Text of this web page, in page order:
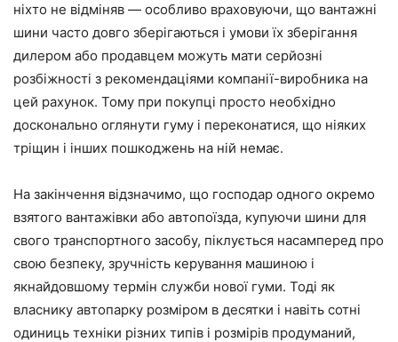
ніхто не відміняв — особливо враховуючи, що вантажні
шини часто довго зберігаються і умови їх зберігання
дилером або продавцем можуть мати серйозні
розбіжності з рекомендаціями компанії-виробника на
цей рахунок. Тому при покупці просто необхідно
досконально оглянути гуму і переконатися, що ніяких
тріщин і інших пошкоджень на ній немає.
На закінчення відзначимо, що господар одного окремо
взятого вантажівки або автопоїзда, купуючи шини для
свого транспортного засобу, піклується насамперед про
свою безпеку, зручність керування машиною і
якнайдовшому термін служби нової гуми. Тоді як
власнику автопарку розміром в десятки і навіть сотні
одиниць техніки різних типів і розмірів продуманий,